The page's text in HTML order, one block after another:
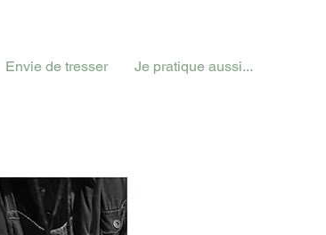
Envie de tresser Je pratique aussi...